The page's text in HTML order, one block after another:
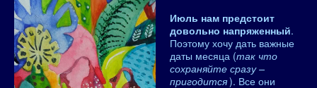
Июль нам предстоит
довольно напряженный.
Поэтому хочу дать важные
даты месяца (так что
сохраняйте сразу –
пригодится). Все они